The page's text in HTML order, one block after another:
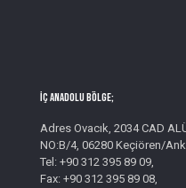
İç Anadolu Bölge;
Adres Ovacık, 2034 CAD
NO:B/4, 06280 Keçiören/
Tel: +90 312 395 89 09,
Fax: +90 312 395 89 08,